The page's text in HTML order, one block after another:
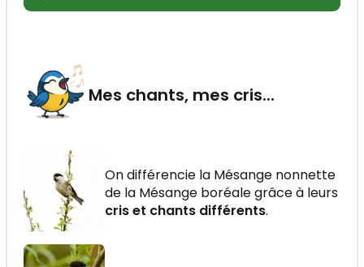
Mes chants, mes cris...
On différencie la Mésange nonnette
de la Mésange boréale grâce à leurs
cris et chants différents.